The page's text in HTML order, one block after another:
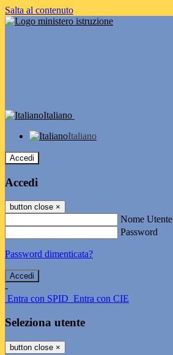
Salta al contenuto
Italiano
Italiano
Accedi
Accedi
button close ×
Nome Utente
Password
Password dimenticata?
-
Entra con SPID Entra con CIE
Seleziona utente
button close ×